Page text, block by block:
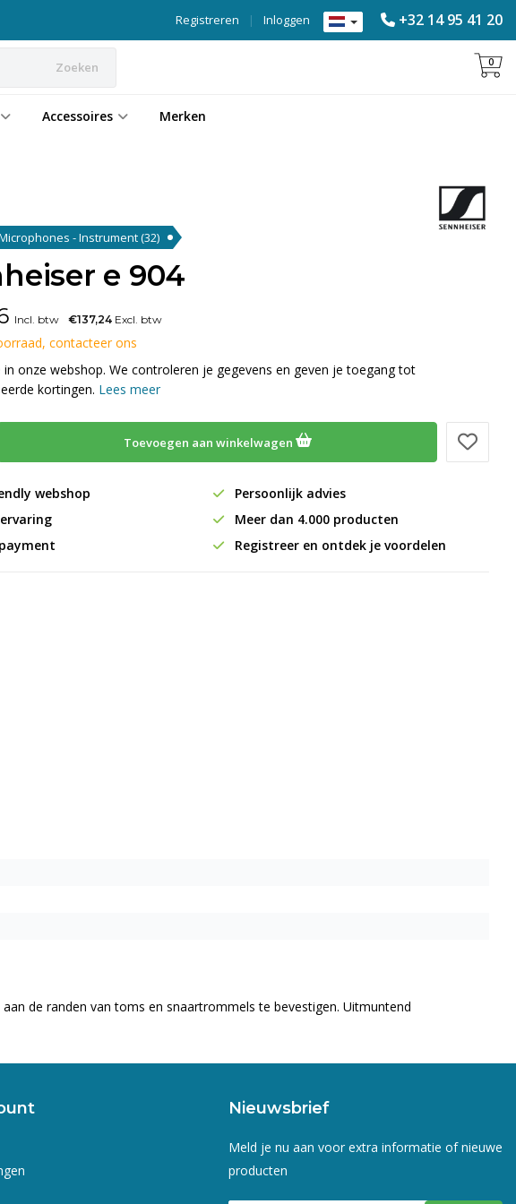
+32 14 95 41 20
Inloggen
|
Registreren
Zoeken 0
Accessoires Merken
- Instrument(32)
e 904
Incl. btw €137,24 Excl. btw
contacteer ons
in onze webshop. We controleren je gegevens en geven je toegang tot
kortingen. Lees meer
Toevoegen aan winkelwagen
webshop
Persoonlijk advies
Meer dan 4.000 producten
Registreer en ontdek je voordelen
de randen van toms en snaartrommels te bevestigen. Uitmuntend
Nieuwsbrief
Meld je nu aan voor extra informatie of nieuwe
producten